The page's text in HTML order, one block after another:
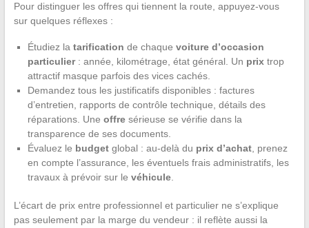
Pour distinguer les offres qui tiennent la route, appuyez-vous
sur quelques réflexes :
Étudiez la tarification de chaque voiture d’occasion
particulier: année, kilométrage, état général. Un prixtrop
attractif masque parfois des vices cachés.
Demandez tous les justificatifs disponibles : factures
d’entretien, rapports de contrôle technique, détails des
réparations. Une offresérieuse se vérifie dans la
transparence de ses documents.
Évaluez le budgetglobal : au-delà du prix d’achat, prenez
en compte l’assurance, les éventuels frais administratifs, les
travaux à prévoir sur le véhicule.
L’écart de prix entre professionnel et particulier ne s’explique
pas seulement par la marge du vendeur : il reflète aussi la